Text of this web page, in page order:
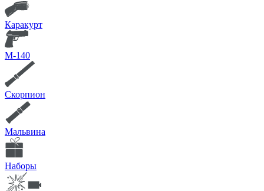
Каракурт
М-140
Скорпион
Мальвина
Наборы